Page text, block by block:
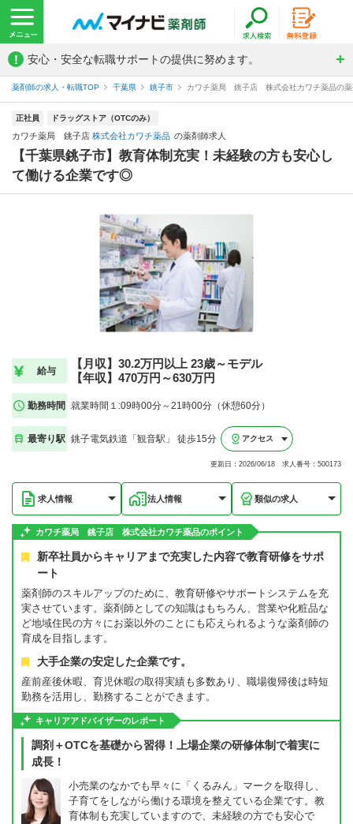
! 安心・安全な転職サポートの提供に努めます。
薬剤師の求人・転職TOP 千葉県 銚子市 カワチ薬局 銚子店 株式会社カワチ薬品の薬
正社員 ドラッグストア（OTCのみ）
カワチ薬局 銚子店 株式会社カワチ薬品 の薬剤師求人
【千葉県銚子市】教育体制充実！未経験の方も安心し
て働ける企業です◎
給与
【月収】30.2万円以上 23歳～モデル
【年収】470万円～630万円
勤務時間 就業時間１:09時00分～21時00分（休憩60分）
最寄り駅 銚子電気鉄道「観音駅」 徒歩15分 アクセス
更新日：2026/06/18 求人番号：500173
求人情報 法人情報 類似の求人
カワチ薬局 銚子店 株式会社カワチ薬品のポイント
新卒社員からキャリアまで充実した内容で教育研修をサポ
ート
薬剤師のスキルアップのために、教育研修やサポートシステムを充
実させています。薬剤師としての知識はもちろん、営業や化粧品な
ど地域住民の方々にお薬以外のことにも応えられるような薬剤師の
育成を目指します。
大手企業の安定した企業です。
産前産後休暇、育児休暇の取得実績も多数あり、職場復帰後は時短
勤務を活用し、勤務することができます。
キャリアアドバイザーのレポート
調剤＋OTCを基礎から習得！上場企業の研修体制で着実に
成長！
小売業のなかでも早々に「くるみん」マークを取得し、
子育てをしながら働ける環境を整えている企業です。教
育体制も充実していますので、未経験の方でも安心で